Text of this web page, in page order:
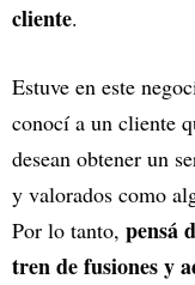
cliente.
Estuve en este
conocí a un cliente
desean obtener un
y valorados como
Por lo tanto, pensá
tren de fusiones y